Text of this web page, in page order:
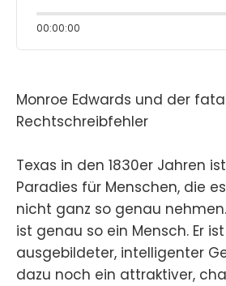
00:00:00
Monroe Edwards und der
Rechtschreibfehler
Texas in den 1830er Jahren
Paradies für Menschen, die
nicht ganz so genau
ist genau so ein Mensch. Er
ausgebildeter, intelligenter
dazu noch ein attraktiver,